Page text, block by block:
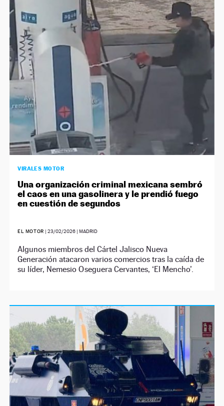
VIRALES MOTOR
Una organización criminal mexicana sembró
el caos en una gasolinera y le prendió fuego
en cuestión de segundos
EL MOTOR | 23/02/2026| MADRID
Algunos miembros del Cártel Jalisco Nueva
Generación atacaron varios comercios tras la caída de
su líder, Nemesio Oseguera Cervantes, ‘El Mencho’.